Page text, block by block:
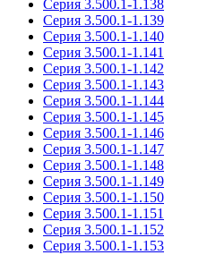
Серия 3.500.1-1.138
Серия 3.500.1-1.139
Серия 3.500.1-1.140
Серия 3.500.1-1.141
Серия 3.500.1-1.142
Серия 3.500.1-1.143
Серия 3.500.1-1.144
Серия 3.500.1-1.145
Серия 3.500.1-1.146
Серия 3.500.1-1.147
Серия 3.500.1-1.148
Серия 3.500.1-1.149
Серия 3.500.1-1.150
Серия 3.500.1-1.151
Серия 3.500.1-1.152
Серия 3.500.1-1.153